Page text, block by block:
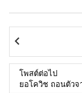
โพสต์ต่อไป
ยอโควิช ถอนตัวจ